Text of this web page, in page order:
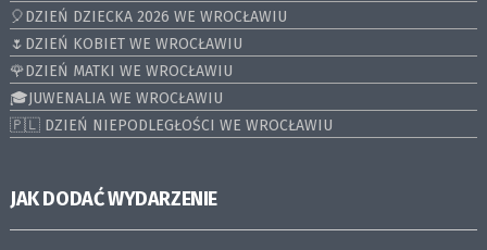
🎈DZIEŃ DZIECKA 2026 WE WROCŁAWIU
🌷DZIEŃ KOBIET WE WROCŁAWIU
🌹DZIEŃ MATKI WE WROCŁAWIU
🎓JUWENALIA WE WROCŁAWIU
🇵🇱 DZIEŃ NIEPODLEGŁOŚCI WE WROCŁAWIU
JAK DODAĆ WYDARZENIE